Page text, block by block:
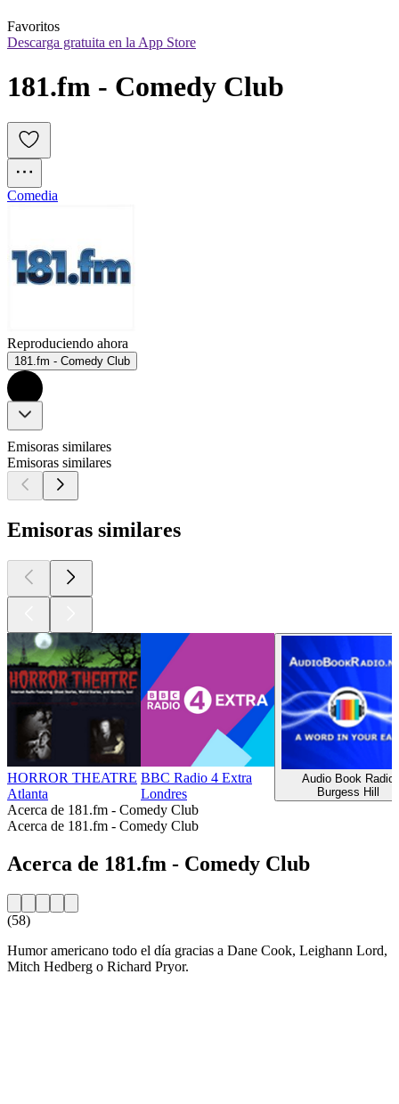
Favoritos
Descarga gratuita en la App Store
181.fm - Comedy Club
Comedia
Reproduciendo ahora
181.fm - Comedy Club
Emisoras similares
Emisoras similares
Emisoras similares
HORROR THEATRE
Atlanta
BBC Radio 4 Extra
Londres
Audio Book Radio
Burgess Hill
Acerca de 181.fm - Comedy Club
Acerca de 181.fm - Comedy Club
Acerca de 181.fm - Comedy Club
(58)
Humor americano todo el día gracias a Dane Cook, Leighann Lord,
Mitch Hedberg o Richard Pryor.